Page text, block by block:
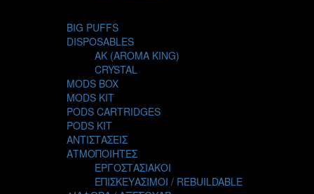
NUBO
OMERTA LIQUIDS
OPMH PROJECT
S-ELF JUICE
SADBOY
SCANDAL
SECRET FOREST
STEAM CITY LIQUIDS
STEAM TRAIN
STEAMPUNK
TALES
TATTOO
BIG PUFFS
DISPOSABLES
AK (AROMA KING)
CRYSTAL
MODS BOX
MODS KIT
PODS CARTRIDGES
PODS KIT
ΑΝΤΙΣΤΑΣΕΙΣ
ΑΤΜΟΠΟΙΗΤΕΣ
ΕΡΓΟΣΤΑΣΙΑΚΟΙ
ΕΠΙΣΚΕΥΑΣΙΜΟΙ / REBUILDABLE